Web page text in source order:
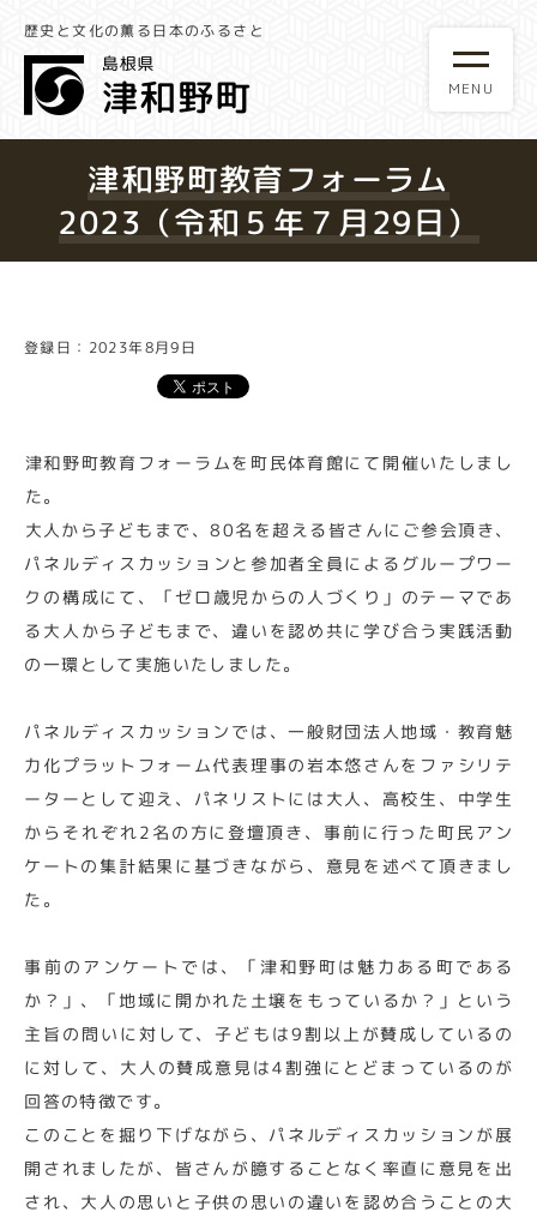
歴史と文化の薫る日本のふるさと
津和野町教育フォーラム
2023（令和５年７月29日）
登録日：2023年8月9日
津和野町教育フォーラムを町民体育館にて開催いたしまし
た。
大人から子どもまで、80名を超える皆さんにご参会頂き、
パネルディスカッションと参加者全員によるグループワー
クの構成にて、「ゼロ歳児からの人づくり」のテーマであ
る大人から子どもまで、違いを認め共に学び合う実践活動
の一環として実施いたしました。
パネルディスカッションでは、一般財団法人地域・教育魅
力化プラットフォーム代表理事の岩本悠さんをファシリテ
ーターとして迎え、パネリストには大人、高校生、中学生
からそれぞれ2名の方に登壇頂き、事前に行った町民アン
ケートの集計結果に基づきながら、意見を述べて頂きまし
た。
事前のアンケートでは、「津和野町は魅力ある町である
か？」、「地域に開かれた土壌をもっているか？」という
主旨の問いに対して、子どもは9割以上が賛成しているの
に対して、大人の賛成意見は4割強にとどまっているのが
回答の特徴です。
このことを掘り下げながら、パネルディスカッションが展
開されましたが、皆さんが臆することなく率直に意見を出
され、大人の思いと子供の思いの違いを認め合うことの大